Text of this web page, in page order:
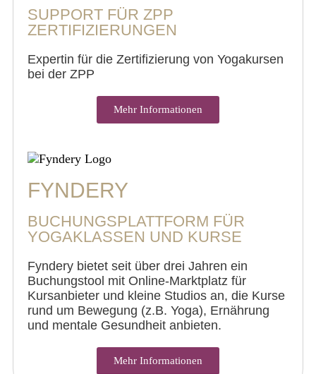
SUPPORT FÜR ZPP
ZERTIFIZIERUNGEN
Expertin für die Zertifizierung von Yogakursen
bei der ZPP
Mehr Informationen
FYNDERY
BUCHUNGSPLATTFORM FÜR
YOGAKLASSEN UND KURSE
Fyndery bietet seit über drei Jahren ein
Buchungstool mit Online-Marktplatz für
Kursanbieter und kleine Studios an, die Kurse
rund um Bewegung (z.B. Yoga), Ernährung
und mentale Gesundheit anbieten.
Mehr Informationen